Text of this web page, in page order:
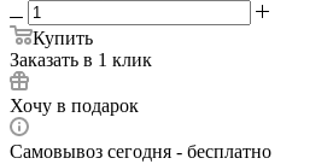
Купить
Заказать в 1 клик
Хочу в подарок
Самовывоз сегодня - бесплатно